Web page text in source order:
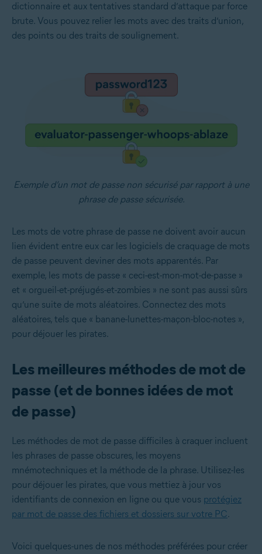
dictionnaire et aux tentatives standard d’attaque par force
brute. Vous pouvez relier les mots avec des traits d’union,
des points ou des traits de soulignement.
Exemple d’un mot de passe non sécurisé par rapport à une
phrase de passe sécurisée.
Les mots de votre phrase de passe ne doivent avoir aucun
lien évident entre eux car les logiciels de craquage de mots
de passe peuvent deviner des mots apparentés. Par
exemple, les mots de passe « ceci-est-mon-mot-de-passe »
et « orgueil-et-préjugés-et-zombies » ne sont pas aussi sûrs
qu’une suite de mots aléatoires. Connectez des mots
aléatoires, tels que « banane-lunettes-maçon-bloc-notes »,
pour déjouer les pirates.
Les meilleures méthodes de mot de
passe (et de bonnes idées de mot
de passe)
Les méthodes de mot de passe difficiles à craquer incluent
les phrases de passe obscures, les moyens
mnémotechniques et la méthode de la phrase. Utilisez-les
pour déjouer les pirates, que vous mettiez à jour vos
identifiants de connexion en ligne ou que vous protégiez
par mot de passe des fichiers et dossiers sur votre PC.
Voici quelques-unes de nos méthodes préférées pour créer